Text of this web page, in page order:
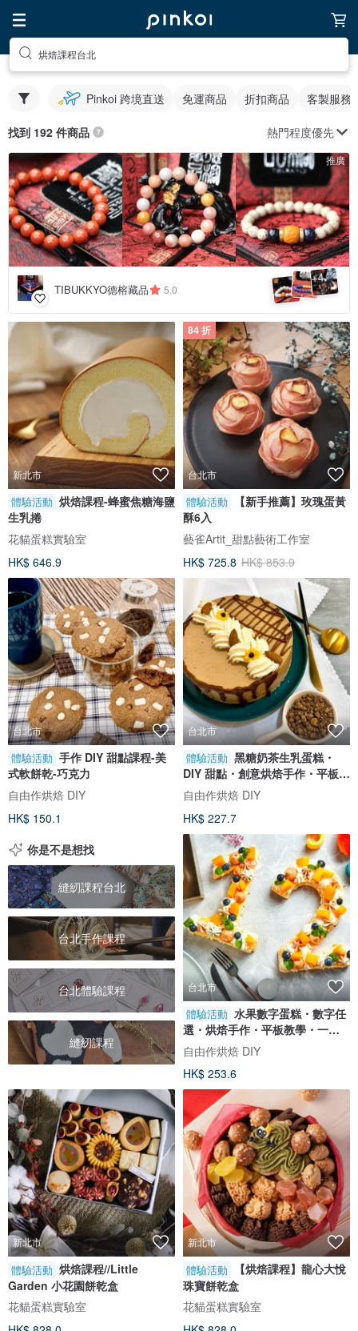
烘焙課程台北
Pinkoi 跨境直送 免運商品 折扣商品 客製服務
找到 192 件商品 熱門程度優先
推廣
TIBUKKYO德榕藏品 5.0 +4
新北市
體驗活動 烘焙課程-蜂蜜焦糖海鹽
生乳捲
花貓蛋糕實驗室
HK$ 646.9
84 折
台北市
體驗活動
【新手推薦】玫瑰蛋黃
酥6入
藝雀Artit_甜點藝術工作室
HK$ 725.8 HK$ 853.9
台北市
體驗活動 手作 DIY 甜點課程-美
式軟餅乾-巧克力
自由作烘焙 DIY
HK$ 150.1
台北市
體驗活動 黑糖奶茶生乳蛋糕・
DIY 甜點・創意烘焙手作・平板教
學・一人成班
自由作烘焙 DIY
HK$ 227.7
你是不是想找
縫紉課程台北
台北手作課程
台北體驗課程
縫紉課程
台北市
體驗活動 水果數字蛋糕・數字任
選・烘焙手作・平板教學・一人
成班
自由作烘焙 DIY
HK$ 253.6
新北市
體驗活動 烘焙課程//Little
Garden 小花園餅乾盒
花貓蛋糕實驗室
新北市
體驗活動
【烘焙課程】龍心大悅
珠寶餅乾盒
花貓蛋糕實驗室